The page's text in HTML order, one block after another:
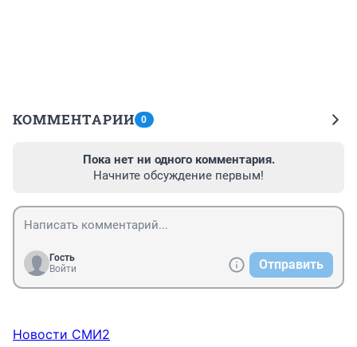
КОММЕНТАРИИ 0
Пока нет ни одного комментария.
Начните обсуждение первым!
Гость
Войти
Отправить
Новости СМИ2